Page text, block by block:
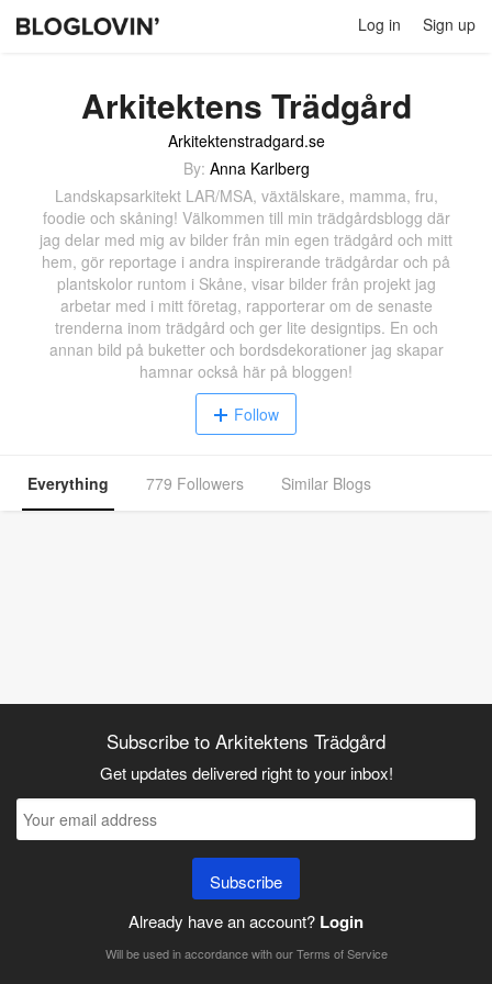
Log in Sign up
Arkitektens Trädgård
Arkitektenstradgard.se
By: Anna Karlberg
Landskapsarkitekt LAR/MSA, växtälskare, mamma, fru,
foodie och skåning! Välkommen till min trädgårdsblogg där
jag delar med mig av bilder från min egen trädgård och mitt
hem, gör reportage i andra inspirerande trädgårdar och på
plantskolor runtom i Skåne, visar bilder från projekt jag
arbetar med i mitt företag, rapporterar om de senaste
trenderna inom trädgård och ger lite designtips. En och
annan bild på buketter och bordsdekorationer jag skapar
hamnar också här på bloggen!
Follow
Everything 779 Followers Similar Blogs
Subscribe to Arkitektens Trädgård
Get updates delivered right to your inbox!
Subscribe
Already have an account? Login
Will be used in accordance with ourTerms of Service